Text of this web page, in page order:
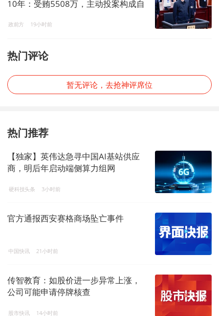
10年：受贿5508万，主动投案构成自
政前方 19小时前
热门评论
暂无评论，去抢神评席位
热门推荐
【独家】英伟达急寻中国AI基站供应
商，明后年启动端侧算力组网
硬科技头条 3小时前
官方通报西安赛格商场坠亡事件
中国快讯 21小时前
传智教育：如股价进一步异常上涨，
公司可能申请停牌核查
股市快讯 14小时前